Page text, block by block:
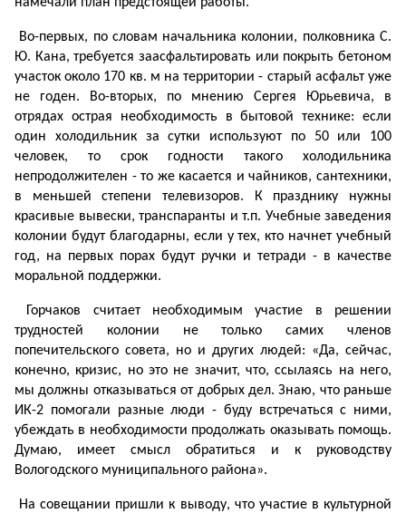
Во­-первых, по словам начальника колонии, полковника С.
Ю. Кана, требуется заасфальтировать или покрыть бетоном
участок около 170 кв. м на территории - старый асфальт уже
не годен. Во-­вторых, по мнению Сергея Юрьевича, в
отрядах острая необходимость в бытовой технике: если
один холодильник за сутки используют по 50 или 100
человек, то срок годности такого холодильника
непродолжителен - то же касается и чайников, сантехники,
в меньшей степени телевизоров. К празднику нужны
красивые вывески, транспаранты и т.п. Учебные заведения
колонии будут благодарны, если у тех, кто начнет учебный
год, на первых порах будут ручки и тетради - в качестве
моральной поддержки.
Горчаков считает необходимым участие в решении
трудностей колонии не только самих членов
попечительского совета, но и других людей: «Да, сейчас,
конечно, кризис, но это не значит, что, ссылаясь на него,
мы должны отказываться от добрых дел. Знаю, что раньше
ИК-2 помогали разные люди - буду встречаться с ними,
убеждать в необходимости продолжать оказывать помощь.
Думаю, имеет смысл обратиться и к руководству
Вологодского муниципального района».
На совещании пришли к выводу, что участие в культурной